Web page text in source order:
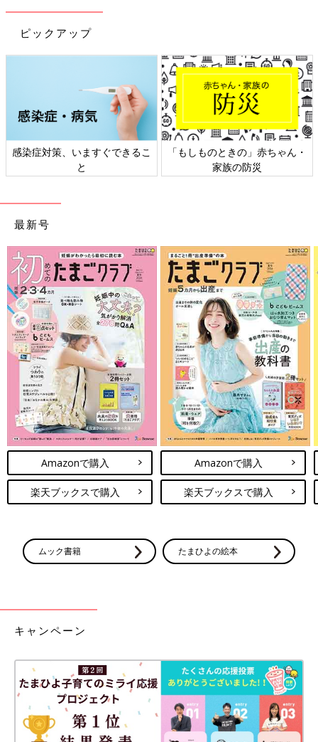
も日本にも様々な文化があり、まだ自分は何も知らないんだなぁ
ということも思い知らされます。
これから先は、『多様性の時代を積極的に受け入れ、食べ物も含
めた全てのことを、もっと知るようにして、楽しまないといけな
い！』という風に改めて感じました。
『しかし、幼い頃は、大人たちが食べる“からすみ”や“酒盗”とい
った珍味を不気味に感じていた私ですが、今では『これに合うお
酒は何かしらん？』という具合（笑）。
私も、順調に年を取ったということなんでしょうね～と思いつ
私もワニやスズメは食べたことがあって、それはさぞかし珍しい
経験かと思っていましたが、まだまだですね。みなさん、いろい
ろな食べ物に出逢っているのですね。世界は広いです。
（取材／文・橋本真理子）
※文中のコメントは口コミサイト「ウィメンズパーク」の投稿を
再編集したものです。
※記事の内容は記事執筆当時の情報であり、現在と異なる場合が
あります。
鳥居りんこさん
PROFILE
エッセイスト、作家。2003年、学研より『偏差値30からの中学
受験合格記』でデビュー。実体験に基づいた『中学受験シリー
ておきたい10のこと』（学研プラス）、『増補改訂版 親の介護
は知らなきゃバカ見ることだらけ』（双葉社）近刊に、『女はい
つも、どっかが痛い がんばらなくてもラクになれる自律神経整
している。
ピックアップ
感染症対策、いますぐできるこ
と
「もしものときの」赤ちゃん・
家族の防災
最新号
Amazonで購入
楽天ブックスで購入
Amazonで購入
楽天ブックスで購入
ムック書籍 たまひよの絵本
キャンペーン